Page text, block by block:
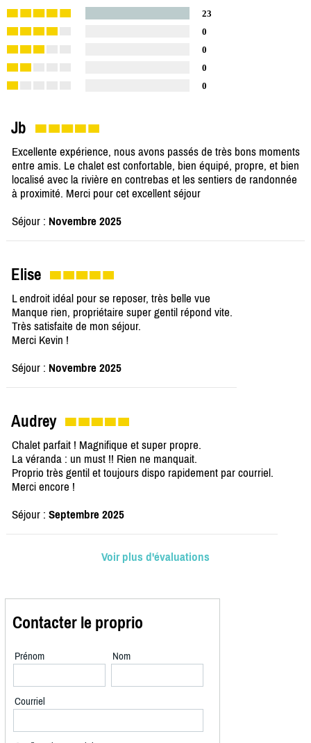
23
0
0
0
0
Jb
Excellente expérience, nous avons passés de très bons moments
entre amis. Le chalet est confortable, bien équipé, propre, et bien
localisé avec la rivière en contrebas et les sentiers de randonnée
à proximité. Merci pour cet excellent séjour
Séjour : Novembre 2025
Elise
L endroit idéal pour se reposer, très belle vue
Manque rien, propriétaire super gentil répond vite.
Très satisfaite de mon séjour.
Merci Kevin !
Séjour : Novembre 2025
Audrey
Chalet parfait ! Magnifique et super propre.
La véranda : un must !! Rien ne manquait.
Proprio très gentil et toujours dispo rapidement par courriel.
Merci encore !
Séjour : Septembre 2025
Voir plus d'évaluations
Contacter le proprio
Prénom Nom
Courriel